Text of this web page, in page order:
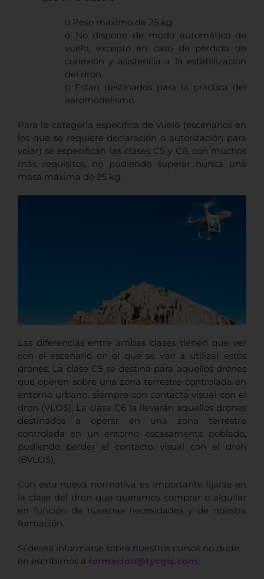
o Peso máximo de 25 kg.
o No dispone de modo automático de
vuelo, excepto en caso de pérdida de
conexión y asistencia a la estabilización
del dron.
o Están destinados para la práctica del
aeromodelismo.
Para la categoría específica de vuelo (escenarios en
los que se requiere declaración o autorización para
volar) se especifican las clases C5 y C6, con muchos
más requisitos, no pudiendo superar nunca una
masa máxima de 25 kg.
Las diferencias entre ambas clases tienen que ver
con el escenario en el que se van a utilizar estos
drones. La clase C5 se destina para aquellos drones
que operen sobre una zona terrestre controlada en
entorno urbano, siempre con contacto visual con el
dron (VLOS). La clase C6 la llevarán aquellos drones
destinados a operar en una zona terrestre
controlada en un entorno escasamente poblado,
pudiendo perder el contacto visual con el dron
(BVLOS).
Con esta nueva normativa es importante fijarse en
la clase del dron que queramos comprar o alquilar
en función de nuestras necesidades y de nuestra
formación.
Si desea informarse sobre nuestros cursos no dude
en escribirnos a formacion@tycgis.com